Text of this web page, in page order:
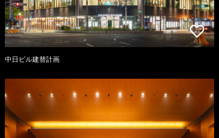
中日ビル建替計画